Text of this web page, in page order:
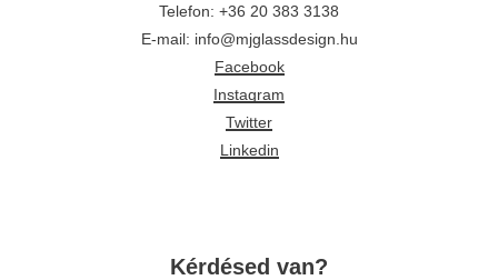
Telefon: +36 20 383 3138
E-mail: info@mjglassdesign.hu
Facebook
Instagram
Twitter
Linkedin
Kérdésed van?